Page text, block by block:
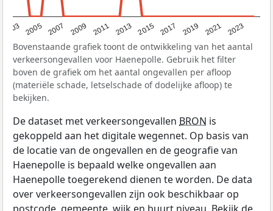
2003 2005 2007 2009 2011 2013 2015 2017 2019 2021 2023
Bovenstaande grafiek toont de ontwikkeling van het aantal
verkeersongevallen voor Haenepolle. Gebruik het filter
boven de grafiek om het aantal ongevallen per afloop
(materiële schade, letselschade of dodelijke afloop) te
bekijken.
De dataset met verkeersongevallen BRON is
gekoppeld aan het digitale wegennet. Op basis van
de locatie van de ongevallen en de geografie van
Haenepolle is bepaald welke ongevallen aan
Haenepolle toegerekend dienen te worden. De data
over verkeersongevallen zijn ook beschikbaar op